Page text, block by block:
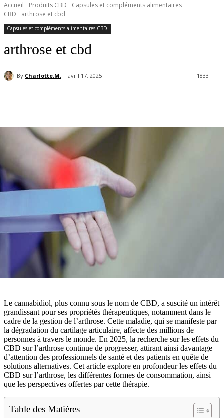
Accueil Produits CBD
Capsules et compléments alimentaires
CBD
arthrose et cbd
Capsules et compléments alimentaires CBD
arthrose et cbd
By Charlotte.M. avril 17, 2025 1833
Le cannabidiol, plus connu sous le nom de CBD, a suscité un intérêt
grandissant pour ses propriétés thérapeutiques, notamment dans le
cadre de la gestion de l’arthrose. Cette maladie, qui se manifeste par
la dégradation du cartilage articulaire, affecte des millions de
personnes à travers le monde. En 2025, la recherche sur les effets du
CBD sur l’arthrose continue de progresser, attirant ainsi davantage
d’attention des professionnels de santé et des patients en quête de
solutions alternatives. Cet article explore en profondeur les effets du
CBD sur l’arthrose, les différentes formes de consommation, ainsi
que les perspectives offertes par cette thérapie.
Table des Matières